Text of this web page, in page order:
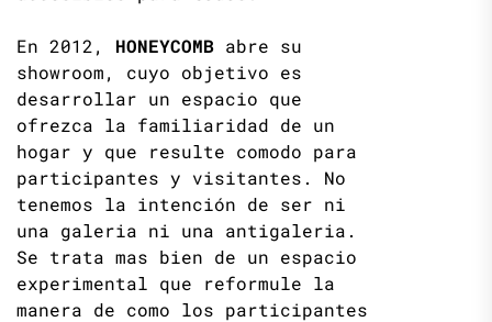
En 2012, HONEYCOMB abre su
showroom, cuyo objetivo es
desarrollar un espacio que
ofrezca la familiaridad de un
hogar y que resulte comodo para
participantes y visitantes. No
tenemos la intención de ser ni
una galeria ni una antigaleria.
Se trata mas bien de un espacio
experimental que reformule la
manera de como los participantes